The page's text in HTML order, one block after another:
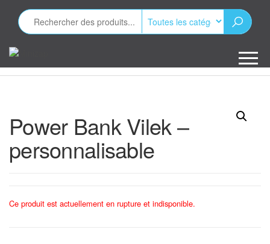
contenu
publicitaires
Power Bank Vilek –
personnalisable
Ce produit est actuellement en rupture et indisponible.